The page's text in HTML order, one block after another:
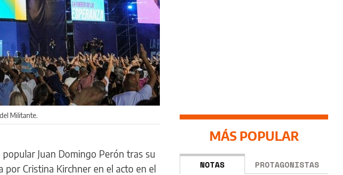
Militante.
Juan Domingo Perón tras su
por Cristina Kirchner en el acto en el
MÁS POPULAR
NOTAS PROTAGONISTAS